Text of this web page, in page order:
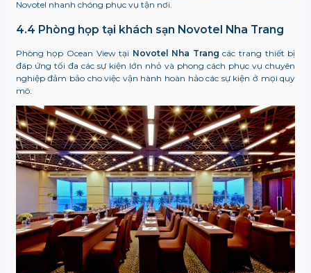
Novotel nhanh chóng phục vụ tận nơi.
4.4 Phòng họp tại khách sạn Novotel Nha Trang
Phòng họp Ocean View tại Novotel Nha Trang các trang thiết bị
đáp ứng tối đa các sự kiện lớn nhỏ và phong cách phục vụ chuyên
nghiệp đảm bảo cho việc vận hành hoàn hảo các sự kiện ở mọi quy
mô.